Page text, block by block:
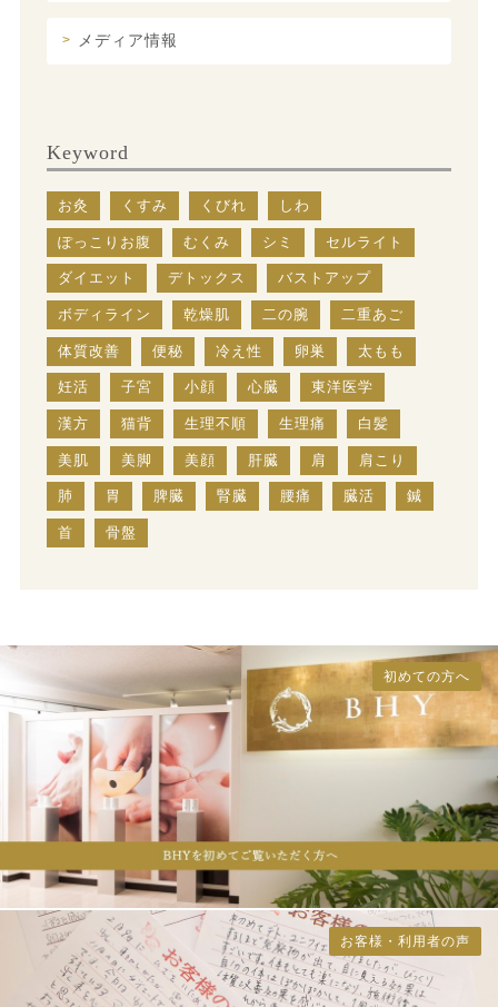
メディア情報
Keyword
お灸 くすみ くびれ しわ
ぽっこりお腹 むくみ シミ セルライト
ダイエット デトックス バストアップ
ボディライン 乾燥肌 二の腕 二重あご
体質改善 便秘 冷え性 卵巣 太もも
妊活 子宮 小顔 心臓 東洋医学
漢方 猫背 生理不順 生理痛 白髪
美肌 美脚 美顔 肝臓 肩 肩こり
肺 胃 脾臓 腎臓 腰痛 臓活 鍼
首 骨盤
初めての方へ
お客様・利用者の声